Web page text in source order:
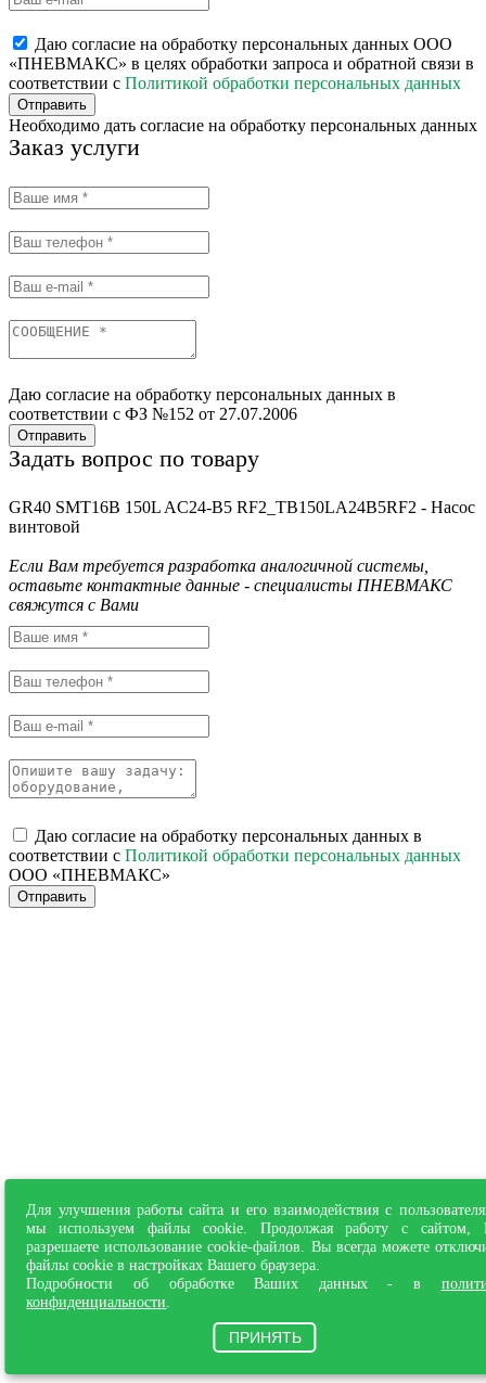
Для улучшения работы сайта и его взаимодействия с
мы используем файлы cookie. Продолжая работу с сайтом,
разрешаете использование cookie-файлов. Вы всегда можете
файлы cookie в настройках Вашего браузера.
Подробности об обработке Ваших данных - в
конфиденциальности
ПРИНЯТЬ
Даю согласие на обработку персональных данных ООО
«ПНЕВМАКС» в целях обработки запроса и обратной связи в
соответствии с Политикой обработки персональных данных
Отправить
Необходимо дать согласие на обработку персональных данных
Заказ услуги
Даю согласие на обработку персональных данных в
соответствии с ФЗ №152 от 27.07.2006
Отправить
Задать вопрос по товару
GR40 SMT16B 150L AC24-B5 RF2_TB150LA24B5RF2 - Насос
винтовой
Если Вам требуется разработка аналогичной системы,
оставьте контактные данные - специалисты ПНЕВМАКС
свяжутся с Вами
Даю согласие на обработку персональных данных в
соответствии с Политикой обработки персональных данных
ООО «ПНЕВМАКС»
Отправить